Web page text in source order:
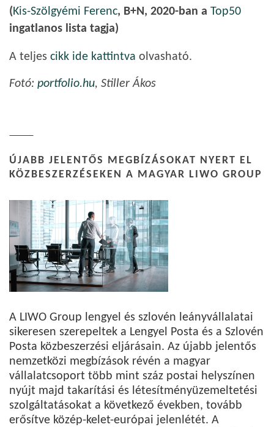
(Kis-Szölgyémi Ferenc, B+N, 2020-ban a Top50
ingatlanos lista tagja)
A teljes cikk ide kattintva olvasható.
Fotó: portfolio.hu, Stiller Ákos
ÚJABB JELENTŐS MEGBÍZÁSOKAT NYERT EL
KÖZBESZERZÉSEKEN A MAGYAR LIWO GROUP
A LIWO Group lengyel és szlovén leányvállalatai
sikeresen szerepeltek a Lengyel Posta és a Szlovén
Posta közbeszerzési eljárásain. Az újabb jelentős
nemzetközi megbízások révén a magyar
vállalatcsoport több mint száz postai helyszínen
nyújt majd takarítási és létesítményüzemeltetési
szolgáltatásokat a következő években, tovább
erősítve közép-kelet-európai jelenlétét. A